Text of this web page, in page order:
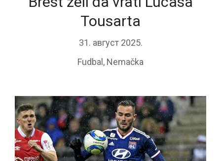
Tousarta
31. август 2025.
Fudbal , Nemačka